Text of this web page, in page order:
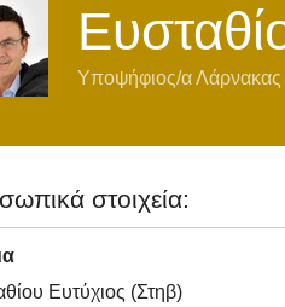
Υποψήφιος/αΛάρνακας
στοιχεία:
Ευτύχιος (Στηβ)